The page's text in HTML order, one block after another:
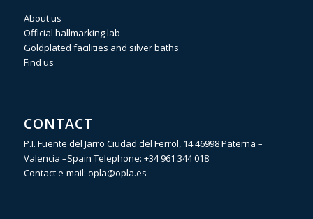
About us
Official hallmarking lab
Goldplated facilities and silver baths
Find us
CONTACT
P.I. Fuente del Jarro Ciudad del Ferrol, 14 46998 Paterna –
Valencia –Spain Telephone: +34 961 344 018
Contact e-mail: opla@opla.es